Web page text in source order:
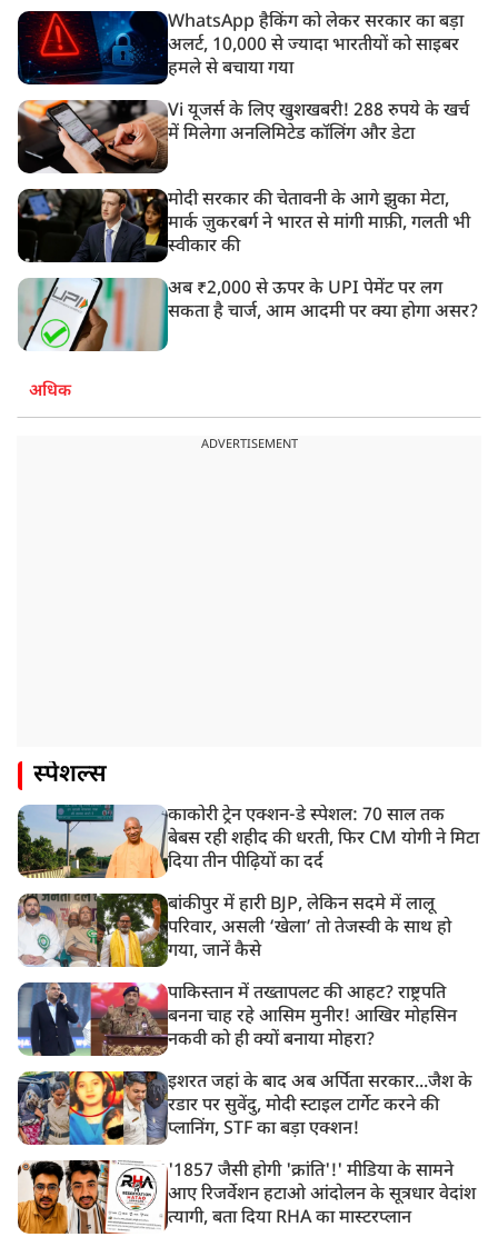
WhatsApp हैकिंग को लेकर सरकार का बड़ा
अलर्ट, 10,000 से ज्यादा भारतीयों को साइबर
हमले से बचाया गया
Vi यूजर्स के लिए खुशखबरी! 288 रुपये के खर्च
में मिलेगा अनलिमिटेड कॉलिंग और डेटा
मोदी सरकार की चेतावनी के आगे झुका मेटा,
मार्क ज़ुकरबर्ग ने भारत से मांगी माफ़ी, गलती भी
स्वीकार की
अब ₹2,000 से ऊपर के UPI पेमेंट पर लग
सकता है चार्ज, आम आदमी पर क्या होगा असर?
अधिक
ADVERTISEMENT
स्पेशल्स
काकोरी ट्रेन एक्शन-डे स्पेशल: 70 साल तक
बेबस रही शहीद की धरती, फिर CM योगी ने मिटा
दिया तीन पीढ़ियों का दर्द
बांकीपुर में हारी BJP, लेकिन सदमे में लालू
परिवार, असली ‘खेला’ तो तेजस्वी के साथ हो
गया, जानें कैसे
पाकिस्तान में तख्तापलट की आहट? राष्ट्रपति
बनना चाह रहे आसिम मुनीर! आखिर मोहसिन
नकवी को ही क्यों बनाया मोहरा?
इशरत जहां के बाद अब अर्पिता सरकार...जैश के
रडार पर सुवेंदु, मोदी स्टाइल टार्गेट करने की
प्लानिंग, STF का बड़ा एक्शन!
'1857 जैसी होगी 'क्रांति'!' मीडिया के सामने
आए रिजर्वेशन हटाओ आंदोलन के सूत्रधार वेदांश
त्यागी, बता दिया RHA का मास्टरप्लान